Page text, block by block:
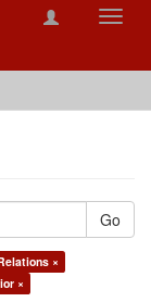
Go
×
×